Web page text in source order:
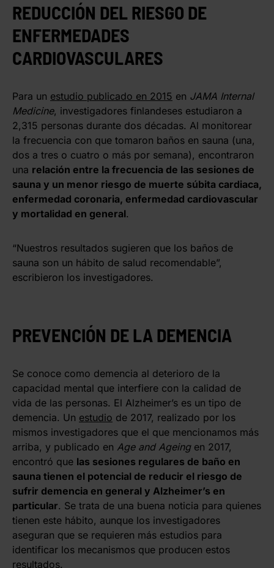
REDUCCIÓN DEL RIESGO DE
ENFERMEDADES
CARDIOVASCULARES
Para un estudio publicado en 2015 en JAMA Internal
Medicine, investigadores finlandeses estudiaron a
2,315 personas durante dos décadas. Al monitorear
la frecuencia con que tomaron baños en sauna (una,
dos a tres o cuatro o más por semana), encontraron
una relación entre la frecuencia de las sesiones de
sauna y un menor riesgo de muerte súbita cardiaca,
enfermedad coronaria, enfermedad cardiovascular
y mortalidad en general.
“Nuestros resultados sugieren que los baños de
sauna son un hábito de salud recomendable”,
escribieron los investigadores.
PREVENCIÓN DE LA DEMENCIA
Se conoce como demencia al deterioro de la
capacidad mental que interfiere con la calidad de
vida de las personas. El Alzheimer’s es un tipo de
demencia. Un estudio de 2017, realizado por los
mismos investigadores que el que mencionamos más
arriba, y publicado en Age and Ageingen 2017,
encontró que las sesiones regulares de baño en
sauna tienen el potencial de reducir el riesgo de
sufrir demencia en general y Alzheimer’s en
particular. Se trata de una buena noticia para quienes
tienen este hábito, aunque los investigadores
aseguran que se requieren más estudios para
identificar los mecanismos que producen estos
resultados.